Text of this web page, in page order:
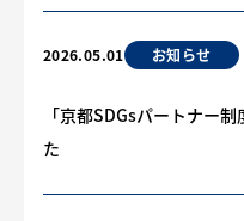
2026.05.01 お知らせ
「京都SDGsパートナー
た